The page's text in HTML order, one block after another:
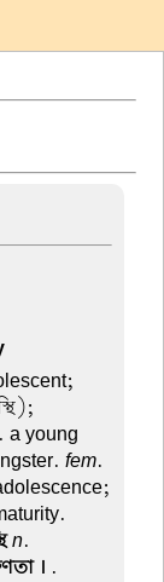
. a young
fem.
n.
। .